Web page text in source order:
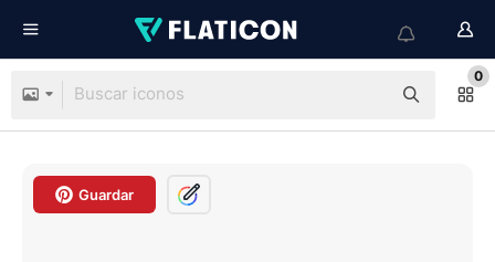
0
Guardar